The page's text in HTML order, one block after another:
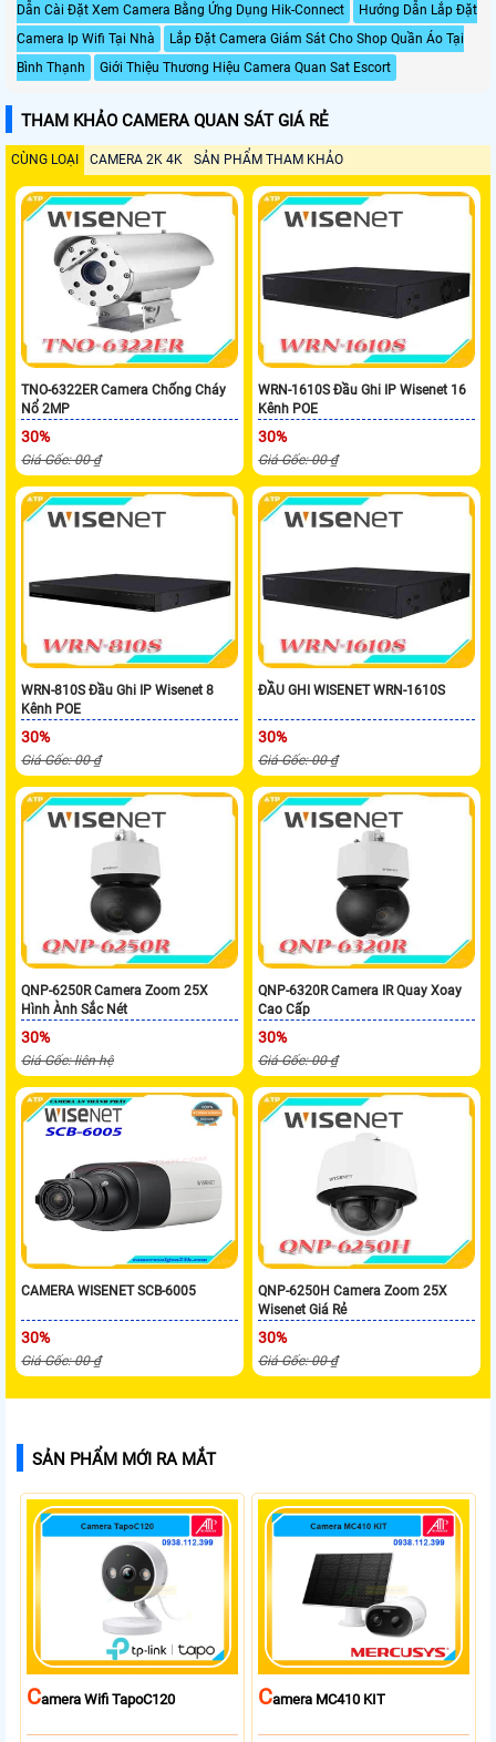
Dẫn Cài Đặt Xem Camera Bằng Ứng Dụng Hik-Connect
Hướng Dẫn Lắp Đặt
Camera Ip Wifi Tại Nhà
Lắp Đặt Camera Giám Sát Cho Shop Quần Áo Tại
Bình Thạnh
Giới Thiệu Thương Hiệu Camera Quan Sat Escort
THAM KHẢO CAMERA QUAN SÁT GIÁ RẺ
CÙNG LOẠI CAMERA 2K 4K SẢN PHẨM THAM KHẢO
TNO-6322ER Camera Chống Cháy
Nổ 2MP
30%
Giá Gốc: 00 ₫
WRN-1610S Đầu Ghi IP Wisenet 16
Kênh POE
30%
Giá Gốc: 00 ₫
WRN-810S Đầu Ghi IP Wisenet 8
Kênh POE
30%
Giá Gốc: 00 ₫
ĐẦU GHI WISENET WRN-1610S
30%
Giá Gốc: 00 ₫
QNP-6250R Camera Zoom 25X
Hình Ành Sắc Nét
30%
Giá Gốc: liên hệ
QNP-6320R Camera IR Quay Xoay
Cao Cấp
30%
Giá Gốc: 00 ₫
CAMERA WISENET SCB-6005
30%
Giá Gốc: 00 ₫
QNP-6250H Camera Zoom 25X
Wisenet Giá Rẻ
30%
Giá Gốc: 00 ₫
SẢN PHẨM MỚI RA MẮT
CAmera Wifi TapoC120 CAmera MC410 KIT